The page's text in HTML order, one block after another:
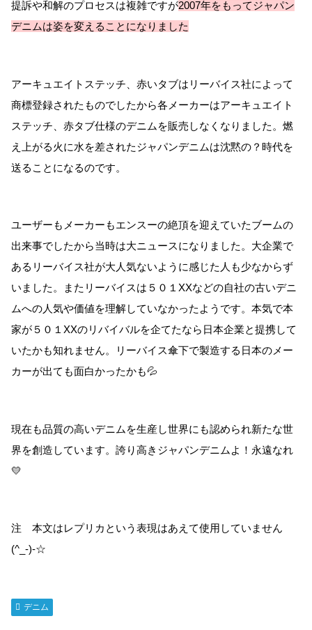
提訴や和解のプロセスは複雑ですが2007年をもってジャパン
デニムは姿を変えることになりました
アーキュエイトステッチ、赤いタブはリーバイス社によって
商標登録されたものでしたから各メーカーはアーキュエイト
ステッチ、赤タブ仕様のデニムを販売しなくなりました。燃
え上がる火に水を差されたジャパンデニムは沈黙の？時代を
送ることになるのです。
ユーザーもメーカーもエンスーの絶頂を迎えていたブームの
出来事でしたから当時は大ニュースになりました。大企業で
あるリーバイス社が大人気ないように感じた人も少なからず
いました。またリーバイスは５０１XXなどの自社の古いデニ
ムへの人気や価値を理解していなかったようです。本気で本
家が５０１XXのリバイバルを企てたなら日本企業と提携して
いたかも知れません。リーバイス傘下で製造する日本のメー
カーが出ても面白かったかも💦
現在も品質の高いデニムを生産し世界にも認められ新たな世
界を創造しています。誇り高きジャパンデニムよ！永遠なれ
💛
注 本文はレプリカという表現はあえて使用していません
(^_-)-☆
デニム